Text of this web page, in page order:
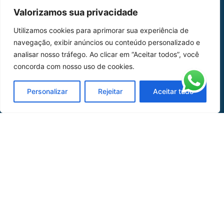
Valorizamos sua privacidade
Utilizamos cookies para aprimorar sua experiência de
navegação, exibir anúncios ou conteúdo personalizado e
analisar nosso tráfego. Ao clicar em “Aceitar todos”, você
concorda com nosso uso de cookies.
Personalizar Rejeitar Aceitar tudo
Peças
Catálogo de Aplicações
Oficina de Mangueiras